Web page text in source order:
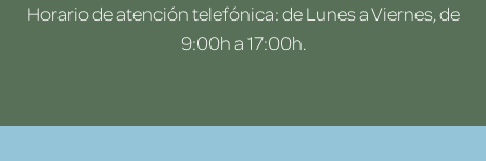
Horario de atención telefónica: de Lunes a Viernes, de
9:00h a 17:00h.